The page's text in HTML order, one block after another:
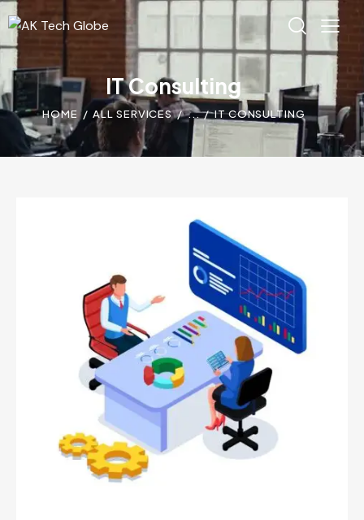
IT Consulting
HOME ALL SERVICES ... IT CONSULTING